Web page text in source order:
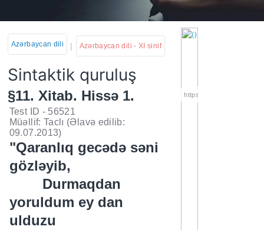
Azərbaycan dili | Azərbaycan dili - XI sinif
Sintaktik quruluş
§11. Xitab. Hissə 1.
Test ID - 56521
Müəllif: Taclı (Əlavə edilib:
09.07.2013)
"Qaranlıq gecədə səni
gözləyib,
Durmaqdan
yoruldum ey dan
ulduzu
https://wa.me/